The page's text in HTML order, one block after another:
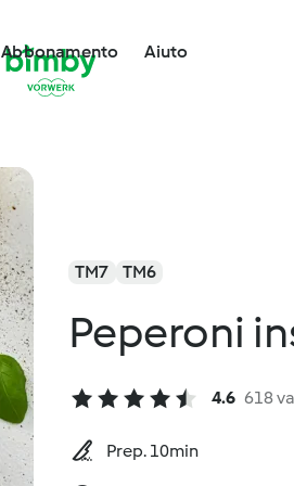
Abbonamento Aiuto
TM7 TM6
Peperoni
4.6 618
Prep. 10min